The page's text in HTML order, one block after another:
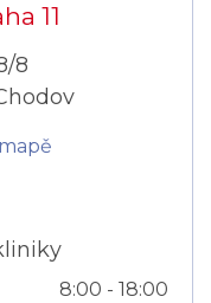
11
8
8:00 - 18:00